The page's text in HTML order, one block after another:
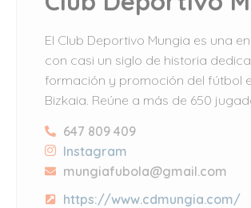
El Club Deportivo Mungia es una
con casi un siglo de historia
formación y promoción del fútbol
Bizkaia. Reúne a más de 650
647 809 409
Instagram
mungiafubola@gmail.com
https://www.cdmungia.com/